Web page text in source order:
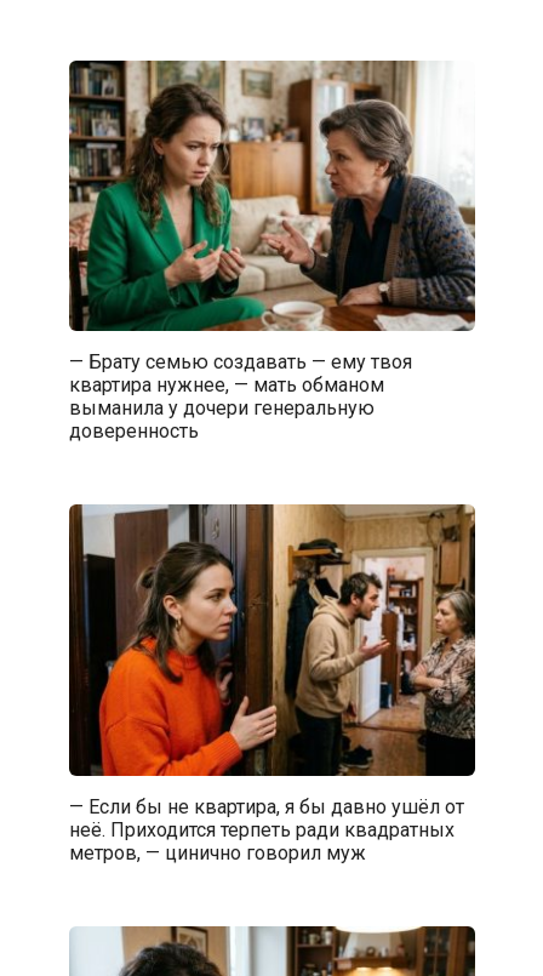
— Брату семью создавать — ему твоя
квартира нужнее, — мать обманом
выманила у дочери генеральную
доверенность
— Если бы не квартира, я бы давно ушёл от
неё. Приходится терпеть ради квадратных
метров, — цинично говорил муж